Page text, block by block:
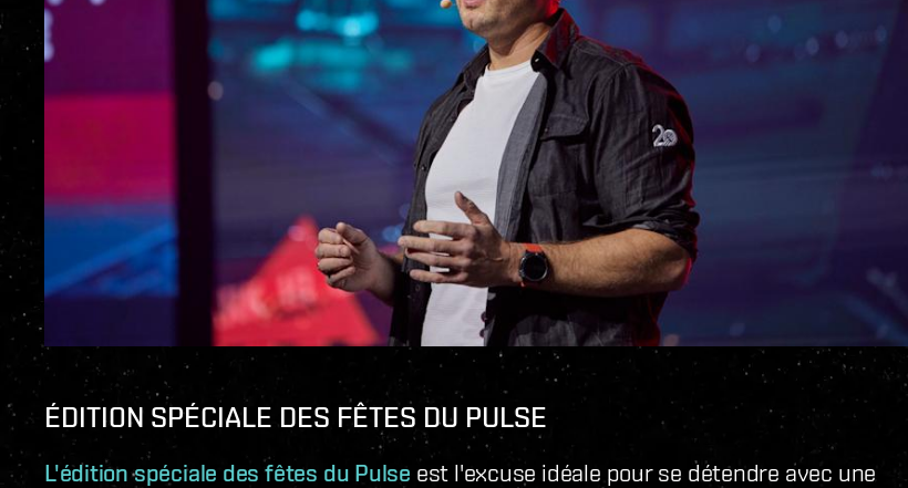
ÉDITION SPÉCIALE DES FÊTES DU PULSE
L'édition spéciale des fêtes du Pulse est l'excuse idéale pour se détendre avec une